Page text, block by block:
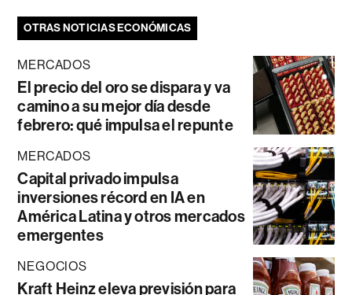
OTRAS NOTICIAS ECONÓMICAS
MERCADOS
El precio del oro se dispara y va
camino a su mejor día desde
febrero: qué impulsa el repunte
MERCADOS
Capital privado impulsa
inversiones récord en IA en
América Latina y otros mercados
emergentes
NEGOCIOS
Kraft Heinz eleva previsión para